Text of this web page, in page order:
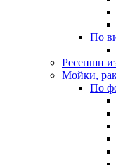
По
Ресепшн
Мойки,
По